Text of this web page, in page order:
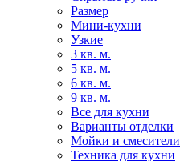
Размер
Мини-кухни
Узкие
3 кв. м.
5 кв. м.
6 кв. м.
9 кв. м.
Все для кухни
Варианты отделки
Мойки и смесители
Техника для кухни